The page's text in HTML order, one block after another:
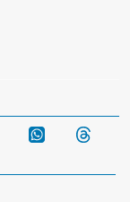
Telegram WhatsApp